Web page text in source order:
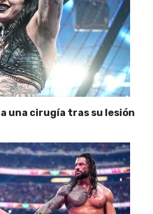
a una cirugía tras su lesión